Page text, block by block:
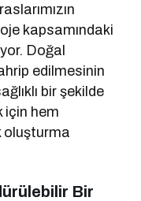
kapsamındaki
Doğal
edilmesinin
bir şekilde
için hem
oluşturma
Bir